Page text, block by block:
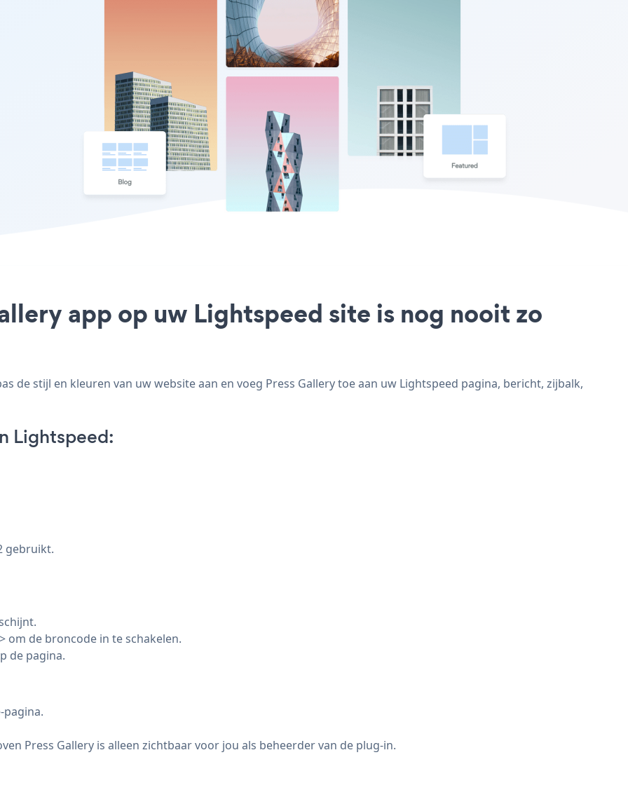
app op uw Lightspeed site is nog nooit zo
de stijl en kleuren van uw website aan en voeg Press Gallery toe aan uw Lightspeed pagina, bericht, zijbalk,
Lightspeed:
gebruikt.
om de broncode in te schakelen.
de pagina.
pagina.
Press Gallery is alleen zichtbaar voor jou als beheerder van de plug-in.